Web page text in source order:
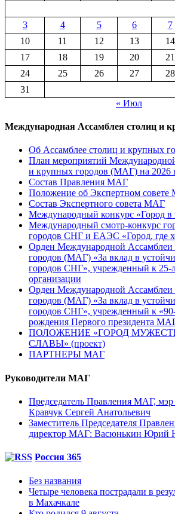
3
4 5 6 7
10
11 12 13 14
17
18 19 20 21
24
25 26 27 28
31
« Июл
Международная Ассамблея столиц и
Об Ассамблее столиц и крупных
План мероприятий
и крупных городов (МАГ) на 2026
Состав Правления МАГ
Положение об Экспертном
Состав Экспертного совета МАГ
Международный конкурс «Город
Международный смотр-конкурс
городов СНГ и ЕАЭС «Город, где
Орден Международной Ассамблеи
городов (МАГ) «За вклад в
городов СНГ», учрежденный к 25-
организации
Орден Международной Ассамблеи
городов (МАГ) «За вклад в
городов СНГ», учрежденный к
рождения Первого президента
ПОЛОЖЕНИЕ «ГОРОД
СЛАВЫ» (проект)
ПАРТНЕРЫ МАГ
Руководители МАГ
Председатель Правления МАГ, мэр
Кравчук Сергей Анатольевич
Заместитель Председателя
директор МАГ: Васюнькин Юрий
Россия 365
Без названия
Четыре человека пострадали в
в Махачкале